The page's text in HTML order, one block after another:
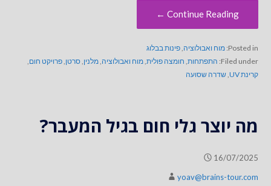
Continue Reading ←
Posted in: מוח ואבולוציה,פינות בבלוג
Filed under: התפתחות, חומצה פולית,מוח ואבולוציה,מלנין,סרטן,פרויקט חום,
קרינת UV
,שדרה שסועה
מה יוצר גלי חום בגיל המעבר?
16/07/2025
yoav@brains-tour.com